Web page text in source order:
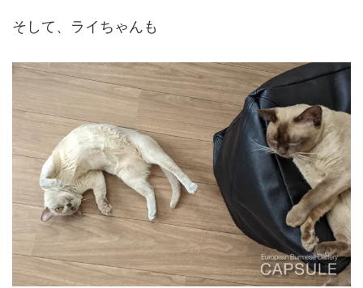
そして、ライちゃんも